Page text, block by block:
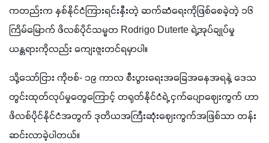
ကတည်းက နှစ်နိုင်ငံကြားရင်းနှီးတဲ့ ဆက်ဆံရေးကိုဖြစ်စေခဲ့တဲ့ ၁၆
ကြိမ်မြောက် ဖိလစ်ပိုင်သမ္မတ Rodrigo Duterte ရဲ့အုပ်ချုပ်မှု
ယန္တရားကိုလည်း ကျေးဇူးတင်ရမှာပါ။
သို့သော်ငြား ကိုဗစ်- ၁၉ ကာလ စီးပွားရေးအခြေအနေအရနဲ့ ဒေသ
တွင်းထုတ်လုပ်မှုတွေကြောင့် တရုတ်နိုင်ငံရဲ့ ငှက်ပျောဈေးကွက် ဟာ
ဖိလစ်ပိုင်နိုင်ငံအတွက် ဒုတိယအကြီးဆုံးဈေးကွက်အဖြစ်သာ တန်း
ဆင်းလာခဲ့ပါတယ်။